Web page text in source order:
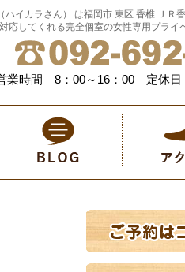
ハイカラさん） は福岡市 東区 香椎 ＪＲ
応してくれる完全個室の女性専用プライ
業時間 8：00～16：00 定休日